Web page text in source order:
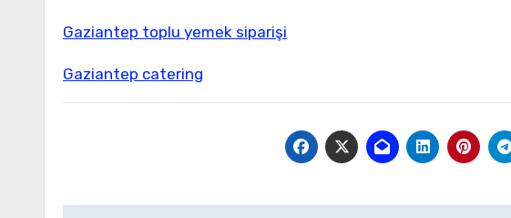
Gaziantep toplu yemek siparişi
⁠Gaziantep catering